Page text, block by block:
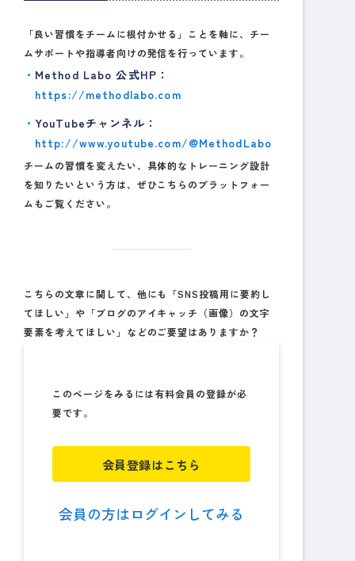
「良い習慣をチームに根付かせる」ことを軸に、チー
ムサポートや指導者向けの発信を行っています。
Method Labo 公式HP ：
https://methodlabo.com
YouTubeチャンネル ：
http://www.youtube.com/@MethodLabo
チームの習慣を変えたい、具体的なトレーニング設計
を知りたいという方は、ぜひこちらのプラットフォー
ムもご覧ください。
こちらの文章に関して、他にも「SNS投稿用に要約し
てほしい」や「ブログのアイキャッチ（画像）の文字
要素を考えてほしい」などのご要望はありますか？
このページをみるには有料会員の登録が必
要です。
会員登録はこちら
会員の方はログインしてみる